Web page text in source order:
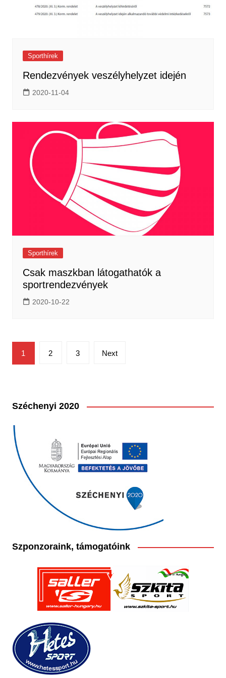
Sporthírek
Rendezvények veszélyhelyzet idején
2020-11-04
Sporthírek
Csak maszkban látogathatók a
sportrendezvények
2020-10-22
Bejegyzések
lapozása
1 2 3 Next
Széchenyi 2020
Szponzoraink, támogatóink